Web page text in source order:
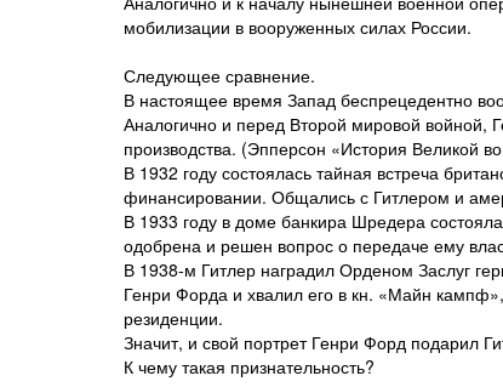
мобилизации в вооруженных силах России.
Следующее сравнение.
В настоящее время Запад беспрецедентно
Аналогично и перед Второй мировой войной,
производства. (Эпперсон «История Великой
В 1932 году состоялась тайная встреча
финансировании. Общались с Гитлером и
В 1933 году в доме банкира Шредера
одобрена и решен вопрос о передаче ему
В 1938-м Гитлер наградил Орденом Заслуг
Генри Форда и хвалил его в кн. «Майн
резиденции.
Значит, и свой портрет Генри Форд подарил
К чему такая признательность?